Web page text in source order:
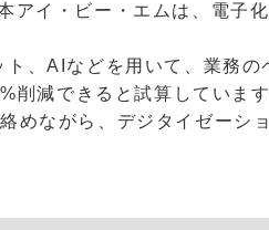
イ・ビー・エムは、電子
、AIなどを用いて、業務
削減できると試算しています
めながら、デジタイゼーシ